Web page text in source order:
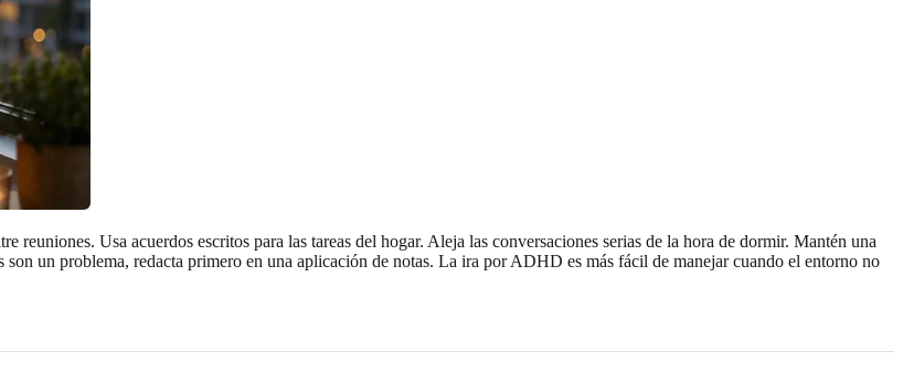
reuniones. Usa acuerdos escritos para las tareas del hogar. Aleja las conversaciones serias de la hora de dormir. Mantén una
un problema, redacta primero en una aplicación de notas. La ira por ADHD es más fácil de manejar cuando el entorno no